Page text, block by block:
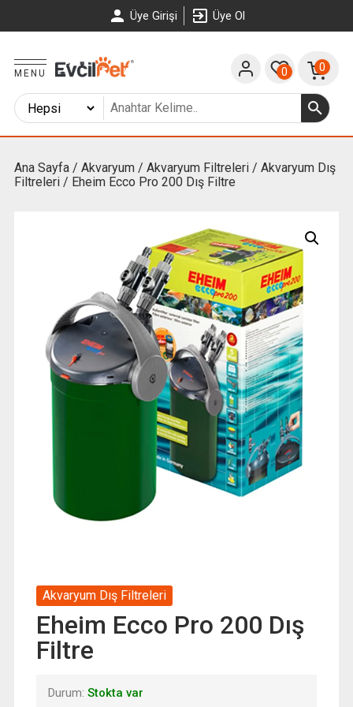
Üye Girişi Üye Ol
MENU 0 0
Ana Sayfa/ Akvaryum/ Akvaryum Filtreleri/ Akvaryum Dış
Filtreleri/ Eheim Ecco Pro 200 Dış Filtre
Akvaryum Dış Filtreleri
Eheim Ecco Pro 200 Dış
Filtre
Durum: Stokta var